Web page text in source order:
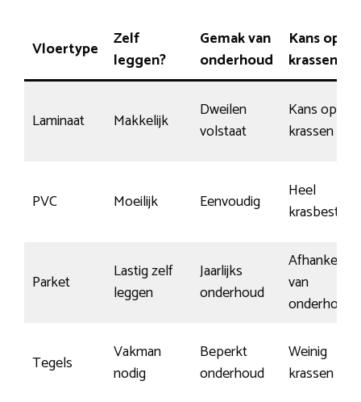
Vloertype
Zelf
leggen?
Gemak van
onderhoud
Kans op
krassen
Laminaat Makkelijk
Dweilen
volstaat
Kans op
krassen
PVC Moeilijk Eenvoudig
Heel
Parket
Lastig zelf
leggen
Jaarlijks
onderhoud
Afhankelijk
van
onderhoud
Tegels
Vakman
nodig
Beperkt
onderhoud
Weinig
krassen